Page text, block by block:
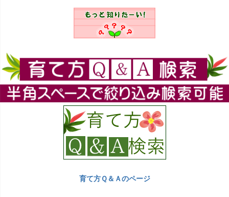
生産者さんを指定して入荷した観葉植物で
も弊社から見て、どうしても納得がいかない
樹形のものもあったりします。そういった観
葉植物はお客様へは出荷をしないようにし、
ただいております。
ご注文いただきました後は、在庫の確認時
に、観葉植物の状態を確認させていただき、
ご注文処理をさせていただいております。ル
ーミングスケープ オリジナルの陶器鉢植えの
場合は、1点1点、弊社内で出荷前に、観葉植
物がお客様の元へお届け後も長く楽しんでい
ただけるように考慮しながら植え込みをさせ
植物がなくなった場合や弊社へ入荷しても納
得がいかなかった観葉植物は、ブルーミング
スケープ サイト内では、売り切れにしており
【ブルーミングスケープの本店サイトは、
自社店舗の中で最安店舗で商品数最大】長く
楽しめて長く記憶に残る「観葉植物ギフ
ト」。育てる楽しさ・おしゃれな毎日！ブル
ーミングスケープは、長年の販売実績と充実
な商品数を誇る観葉植物の専門店。新鮮で元
気な観葉植物にごだわり、当店で納得がいっ
ただいております。育て方Ｑ＆Ａのページ